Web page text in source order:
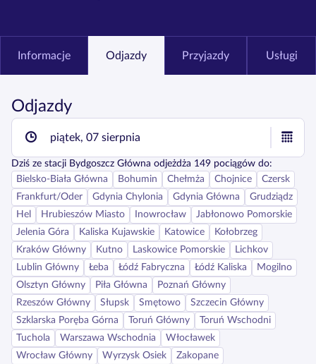
Informacje Odjazdy Przyjazdy Usługi
Odjazdy
piątek, 07 sierpnia
Dziś ze stacji Bydgoszcz Główna odjeżdża 149 pociągów do:
Bielsko-Biała Główna
Bohumin Chełmża Chojnice
Czersk
Frankfurt/Oder
Gdynia Chylonia Gdynia Główna
Grudziądz
Hel
Hrubieszów Miasto Inowrocław
Jabłonowo Pomorskie
Jelenia Góra
Kaliska Kujawskie Katowice
Kołobrzeg
Kraków Główny
Kutno Laskowice Pomorskie
Lichkov
Lublin Główny
Łeba Łódź Fabryczna Łódź Kaliska
Mogilno
Olsztyn Główny
Piła Główna
Poznań Główny
Rzeszów Główny
Słupsk Smętowo
Szczecin Główny
Szklarska Poręba Górna
Toruń Główny
Toruń Wschodni
Tuchola
Warszawa Wschodnia
Włocławek
Wrocław Główny
Wyrzysk Osiek
Zakopane